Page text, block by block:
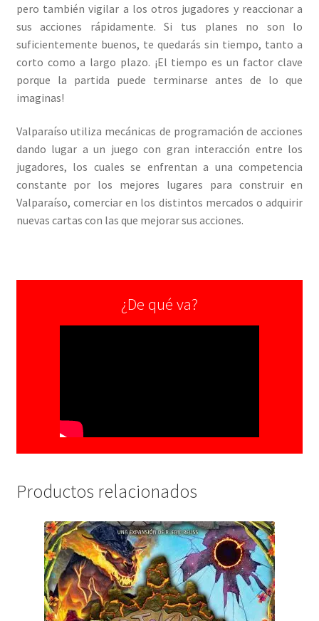
pero también vigilar a los otros jugadores y reaccionar a
sus acciones rápidamente. Si tus planes no son lo
suficientemente buenos, te quedarás sin tiempo, tanto a
corto como a largo plazo. ¡El tiempo es un factor clave
porque la partida puede terminarse antes de lo que
imaginas!
Valparaíso utiliza mecánicas de programación de acciones
dando lugar a un juego con gran interacción entre los
jugadores, los cuales se enfrentan a una competencia
constante por los mejores lugares para construir en
Valparaíso, comerciar en los distintos mercados o adquirir
nuevas cartas con las que mejorar sus acciones.
¿De qué va?
Productos relacionados